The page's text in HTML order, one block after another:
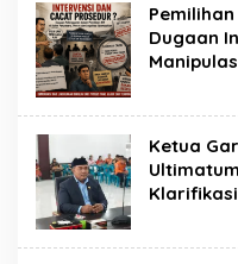
Dugaan
Ketua